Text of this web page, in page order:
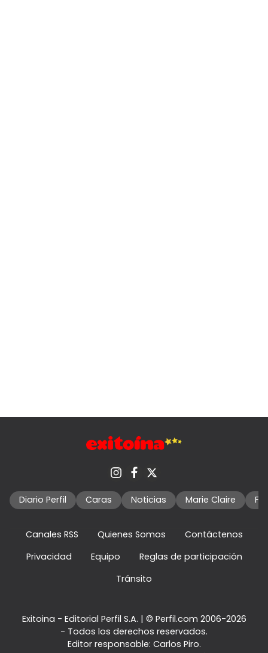
Diario Perfil Caras Noticias Marie Claire
Canales RSS Quienes Somos
Contáctenos
Privacidad
Equipo
Reglas de participación
Tránsito
Exitoina - Editorial Perfil S.A. | © Perfil.com 2006-2026
- Todos los derechos reservados.
Editor responsable: Carlos Piro.